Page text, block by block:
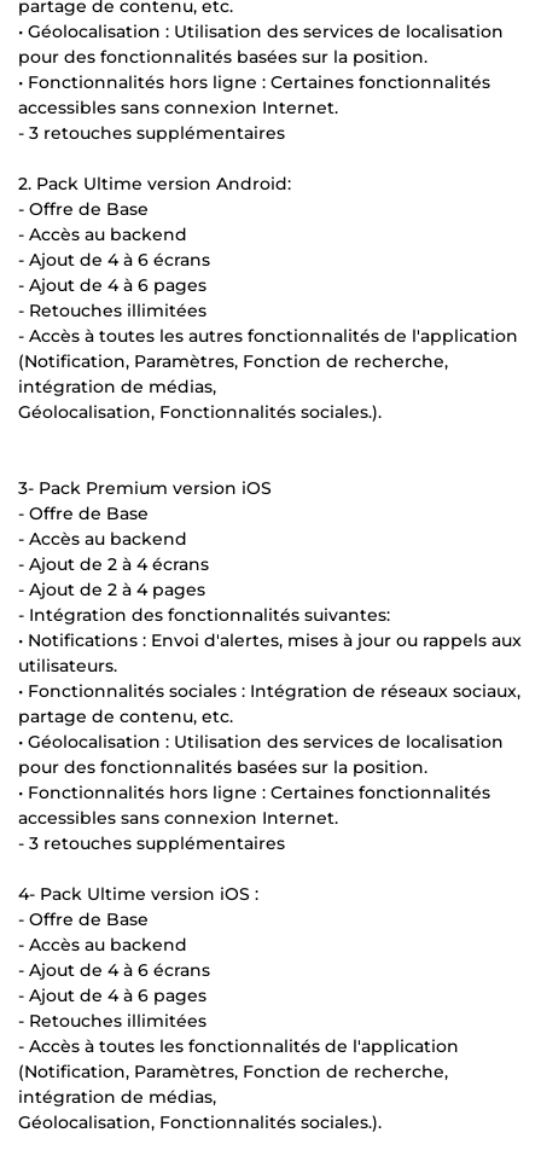
partage de contenu, etc.
• Géolocalisation : Utilisation des services de localisation
pour des fonctionnalités basées sur la position.
• Fonctionnalités hors ligne : Certaines fonctionnalités
accessibles sans connexion Internet.
- 3 retouches supplémentaires
2. Pack Ultime version Android:
- Offre de Base
- Accès au backend
- Ajout de 4 à 6 écrans
- Ajout de 4 à 6 pages
- Retouches illimitées
- Accès à toutes les autres fonctionnalités de l'application
(Notification, Paramètres, Fonction de recherche,
intégration de médias,
Géolocalisation, Fonctionnalités sociales.).
3- Pack Premium version iOS
- Offre de Base
- Accès au backend
- Ajout de 2 à 4 écrans
- Ajout de 2 à 4 pages
- Intégration des fonctionnalités suivantes:
• Notifications : Envoi d'alertes, mises à jour ou rappels aux
utilisateurs.
• Fonctionnalités sociales : Intégration de réseaux sociaux,
partage de contenu, etc.
• Géolocalisation : Utilisation des services de localisation
pour des fonctionnalités basées sur la position.
• Fonctionnalités hors ligne : Certaines fonctionnalités
accessibles sans connexion Internet.
- 3 retouches supplémentaires
4- Pack Ultime version iOS :
- Offre de Base
- Accès au backend
- Ajout de 4 à 6 écrans
- Ajout de 4 à 6 pages
- Retouches illimitées
- Accès à toutes les fonctionnalités de l'application
(Notification, Paramètres, Fonction de recherche,
intégration de médias,
Géolocalisation, Fonctionnalités sociales.).